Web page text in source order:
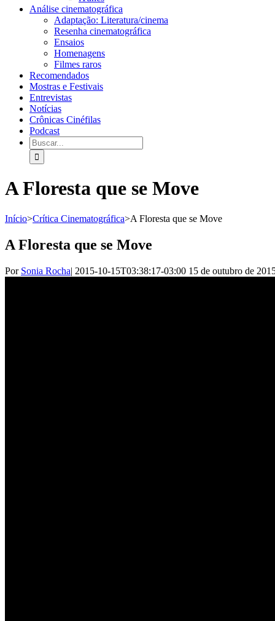
Análise cinematográfica
Adaptação: Literatura/cinema
Resenha cinematográfica
Ensaios
Homenagens
Filmes raros
Recomendados
Mostras e Festivais
Entrevistas
Notícias
Crônicas Cinéfilas
Podcast
A Floresta que se Move
Início>Crítica Cinematográfica>A Floresta que se Move
A Floresta que se Move
Por Sonia Rocha| 2015-10-15T03:38:17-03:00 15 de outubro de